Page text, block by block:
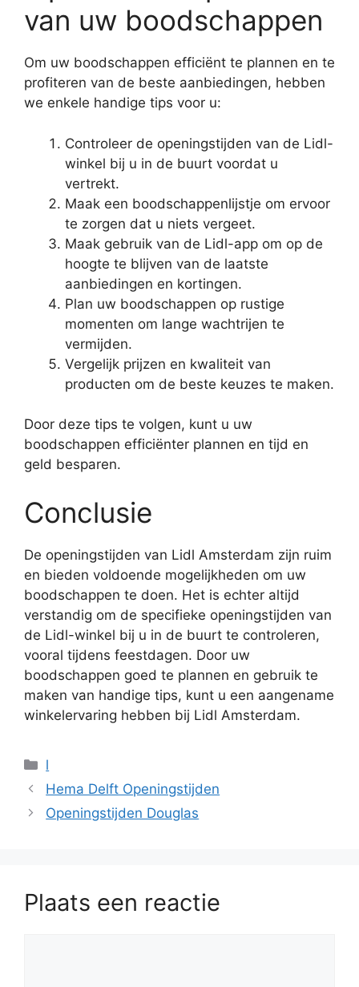
van uw boodschappen
Om uw boodschappen efficiënt te plannen en te
profiteren van de beste aanbiedingen, hebben
we enkele handige tips voor u:
Controleer de openingstijden van de Lidl-
winkel bij u in de buurt voordat u
vertrekt.
Maak een boodschappenlijstje om ervoor
te zorgen dat u niets vergeet.
Maak gebruik van de Lidl-app om op de
hoogte te blijven van de laatste
aanbiedingen en kortingen.
Plan uw boodschappen op rustige
momenten om lange wachtrijen te
vermijden.
Vergelijk prijzen en kwaliteit van
producten om de beste keuzes te maken.
Door deze tips te volgen, kunt u uw
boodschappen efficiënter plannen en tijd en
geld besparen.
Conclusie
De openingstijden van Lidl Amsterdam zijn ruim
en bieden voldoende mogelijkheden om uw
boodschappen te doen. Het is echter altijd
verstandig om de specifieke openingstijden van
de Lidl-winkel bij u in de buurt te controleren,
vooral tijdens feestdagen. Door uw
boodschappen goed te plannen en gebruik te
maken van handige tips, kunt u een aangename
winkelervaring hebben bij Lidl Amsterdam.
Categorieën
l
Hema Delft Openingstijden
Openingstijden Douglas
Plaats een reactie